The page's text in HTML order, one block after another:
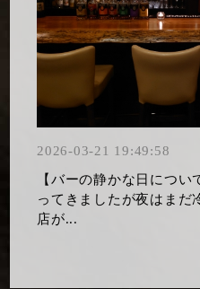
2026-03-21 19:49:58
【バーの静かな日につ
ってきましたが夜はまだ
店が...